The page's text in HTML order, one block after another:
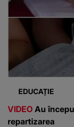
EDUCAȚIE
VIDEO Au
repartizarea